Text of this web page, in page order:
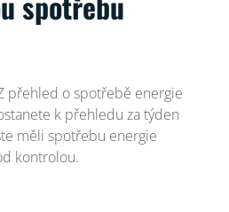
přehled o spotřebě energie
k přehledu za týden
měli spotřebu energie
kontrolou.